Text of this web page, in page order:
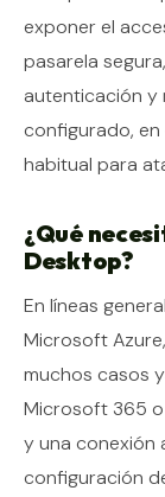
exponer el
pasarela
autenticación y
configurado,
habitual para
¿Qué
Desktop?
En líneas
Microsoft
muchos casos
Microsoft 365
y una conexión
configuración